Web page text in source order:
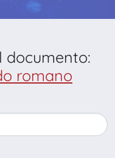
documento:
romano